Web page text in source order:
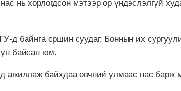
нь хорлогдсон мэтээр ор үндэслэлгүй
байнга оршин суудаг, Боннын их
байсан юм.
ажиллаж байхдаа өвчний улмаас нас барж